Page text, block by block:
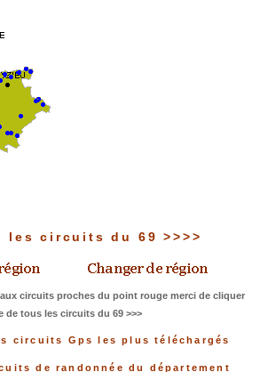
les circuits du 69 >>>>
aux circuits proches du point rouge merci de cliquer
de tous les circuits du 69 >>>
circuits Gps les plus téléchargés
de randonnée du département